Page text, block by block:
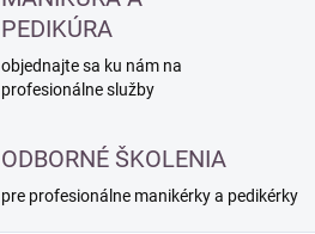
PEDIKÚRA
objednajte sa ku nám na
profesionálne služby
ODBORNÉ ŠKOLENIA
pre profesionálne manikérky a pedikérky